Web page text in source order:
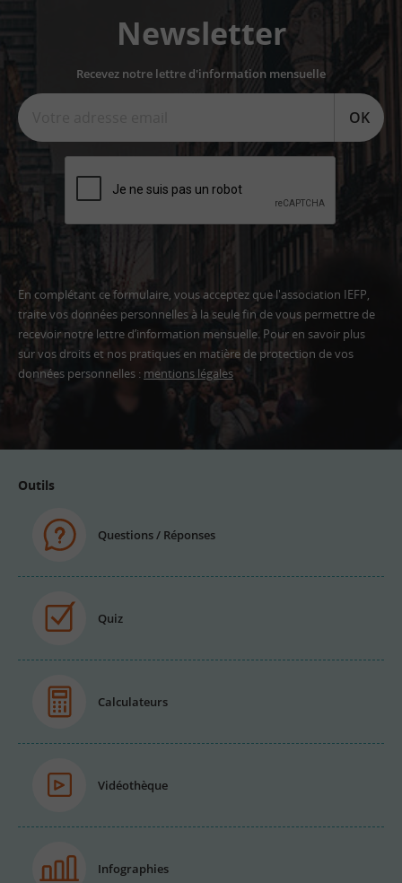
Newsletter
Recevez notre lettre d'information mensuelle
OK
En complétant ce formulaire, vous acceptez que l'association IEFP,
traite vos données personnelles à la seule fin de vous permettre de
recevoir notre lettre d’information mensuelle. Pour en savoir plus
sur vos droits et nos pratiques en matière de protection de vos
données personnelles : mentions légales
Outils
Questions / Réponses
Quiz
Calculateurs
Vidéothèque
Infographies